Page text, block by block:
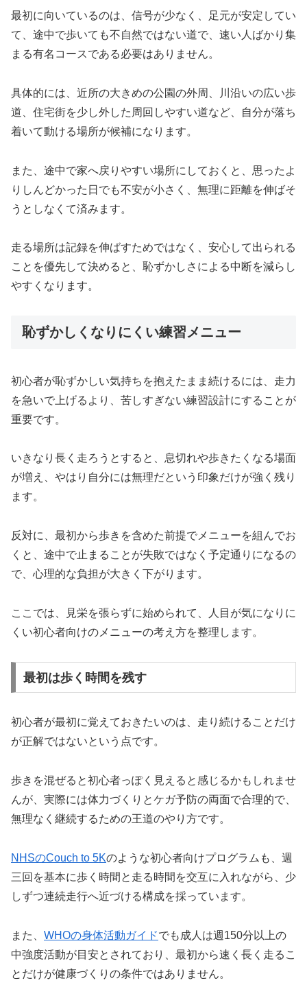
最初に向いているのは、信号が少なく、足元が安定してい
て、途中で歩いても不自然ではない道で、速い人ばかり集
まる有名コースである必要はありません。
具体的には、近所の大きめの公園の外周、川沿いの広い歩
道、住宅街を少し外した周回しやすい道など、自分が落ち
着いて動ける場所が候補になります。
また、途中で家へ戻りやすい場所にしておくと、思ったよ
りしんどかった日でも不安が小さく、無理に距離を伸ばそ
うとしなくて済みます。
走る場所は記録を伸ばすためではなく、安心して出られる
ことを優先して決めると、恥ずかしさによる中断を減らし
やすくなります。
恥ずかしくなりにくい練習メニュー
初心者が恥ずかしい気持ちを抱えたまま続けるには、走力
を急いで上げるより、苦しすぎない練習設計にすることが
重要です。
いきなり長く走ろうとすると、息切れや歩きたくなる場面
が増え、やはり自分には無理だという印象だけが強く残り
ます。
反対に、最初から歩きを含めた前提でメニューを組んでお
くと、途中で止まることが失敗ではなく予定通りになるの
で、心理的な負担が大きく下がります。
ここでは、見栄を張らずに始められて、人目が気になりに
くい初心者向けのメニューの考え方を整理します。
最初は歩く時間を残す
初心者が最初に覚えておきたいのは、走り続けることだけ
が正解ではないという点です。
歩きを混ぜると初心者っぽく見えると感じるかもしれませ
んが、実際には体力づくりとケガ予防の両面で合理的で、
無理なく継続するための王道のやり方です。
NHSのCouch to 5Kのような初心者向けプログラムも、週
三回を基本に歩く時間と走る時間を交互に入れながら、少
しずつ連続走行へ近づける構成を採っています。
また、 WHOの身体活動ガイドでも成人は週150分以上の
中強度活動が目安とされており、最初から速く長く走るこ
とだけが健康づくりの条件ではありません。